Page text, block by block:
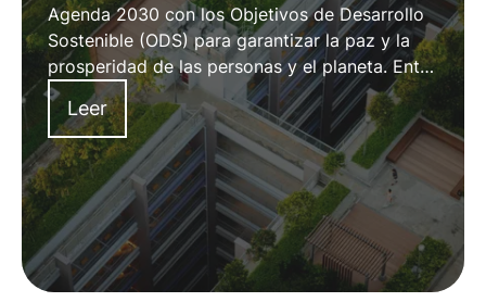
Agenda 2030 con los Objetivos de Desarrollo
Sostenible (ODS) para garantizar la paz y la
prosperidad de las personas y el planeta. Entre
ellos, el ODS 11 se centra en transformar las
ciudades en entidades sostenibles y garantizar
su coexistencia con nuestros ecosistemas.
Leer